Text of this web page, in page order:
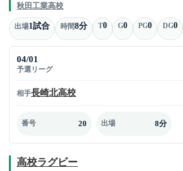
秋田工業高校
出場1試合 時間8分 T0 G0 PG0 DG0
04/01
予選リーグ
相手長崎北高校
番号 20 出場 8分
高校ラグビー